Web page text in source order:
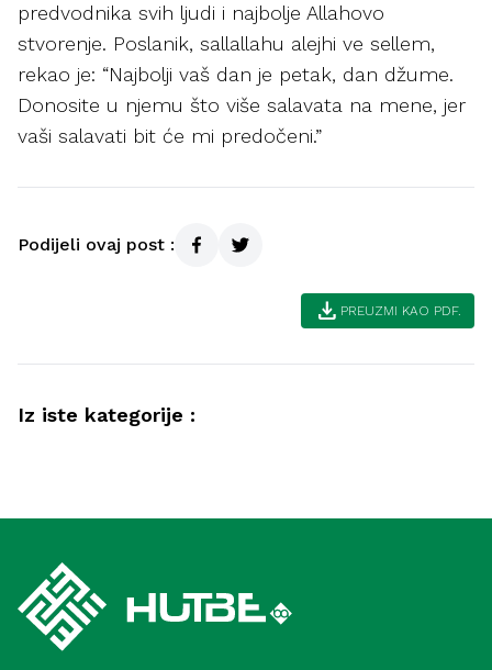
predvodnika svih ljudi i najbolje Allahovo
stvorenje. Poslanik, sallallahu alejhi ve sellem,
rekao je: “Najbolji vaš dan je petak, dan džume.
Donosite u njemu što više salavata na mene, jer
vaši salavati bit će mi predočeni.”
Podijeli ovaj post :
download PREUZMI KAO PDF.
Iz iste kategorije :